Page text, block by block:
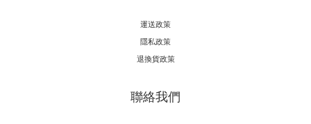
運送政策
隱私政策
退換貨政策
聯絡我們